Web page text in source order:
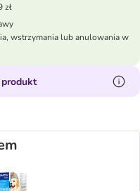
zł
wstrzymania lub anulowania w